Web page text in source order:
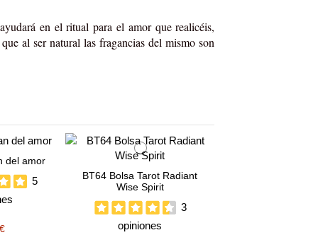
en el ritual para el amor que realicéis,
al ser natural las fragancias del mismo son
del amor
5
BT64 Bolsa Tarot Radiant
Wise Spirit
3
opiniones